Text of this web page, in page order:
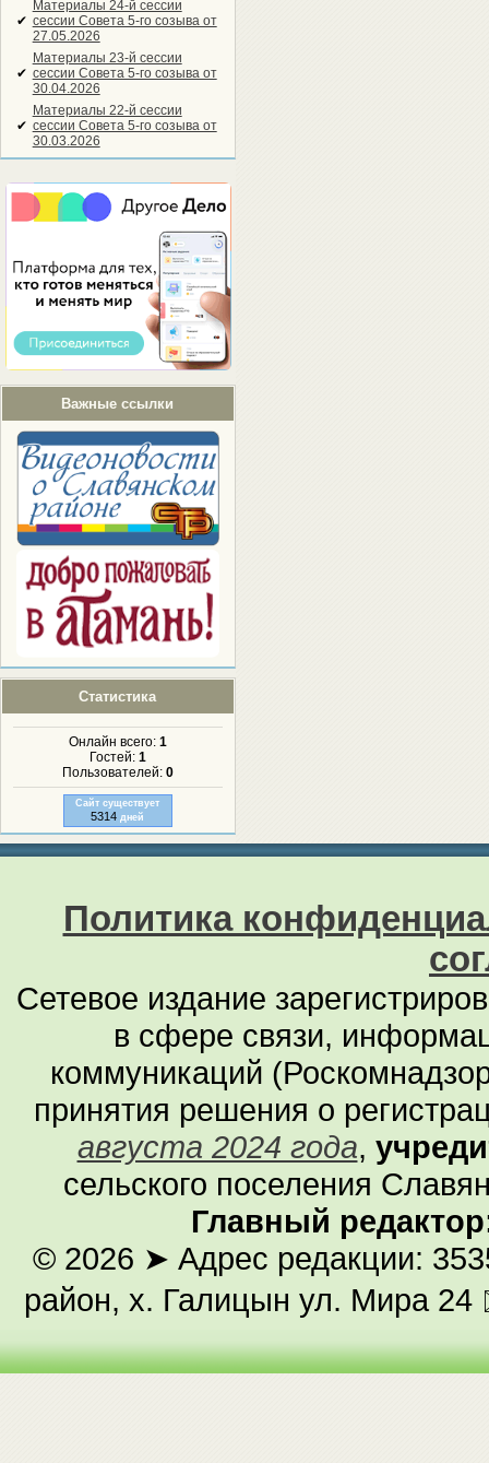
✔
Материалы 24-й сессии
сессии Совета 5-го созыва от
27.05.2026
✔
Материалы 23-й сессии
сессии Совета 5-го созыва от
30.04.2026
✔
Материалы 22-й сессии
сессии Совета 5-го созыва от
30.03.2026
Важные ссылки
Статистика
Онлайн всего: 1
Гостей: 1
Пользователей: 0
Сайт существует
5314 дней
Политика
Сетевое издание
в сфере связи,
коммуникаций
принятия решения о
августа 2024 года,
сельского поселения
Главный
© 2026 ➤ Адрес редакции:
район, х. Галицын ул. Мира